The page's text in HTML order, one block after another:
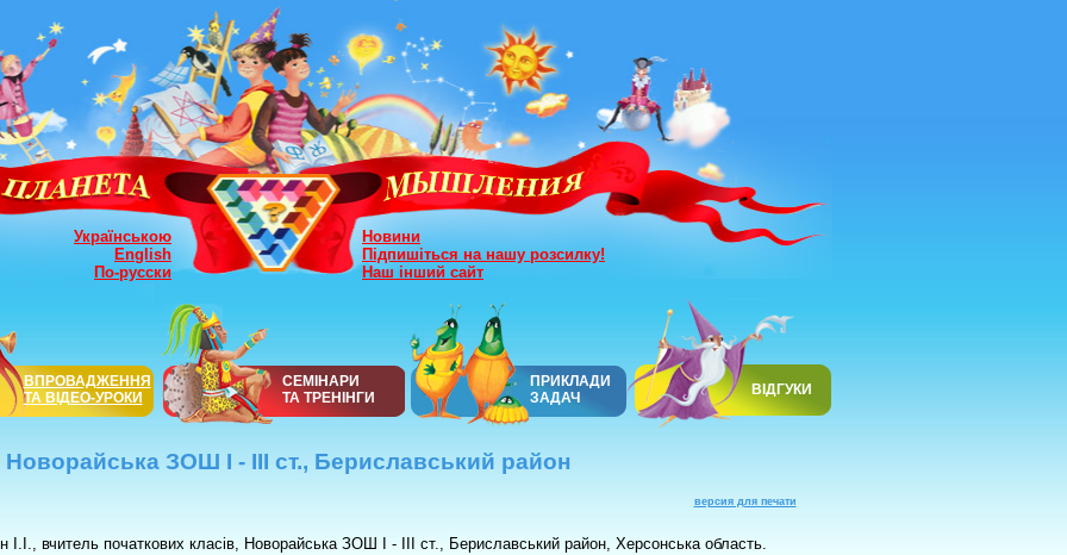
Українською
English
По-русски
Новини
Підпишіться на нашу розсилку!
Наш інший сайт
ВПРОВАДЖЕННЯ
ТА ВІДЕО-УРОКИ
СЕМІНАРИ
ТА ТРЕНІНГИ
ПРИКЛАДИ
ЗАДАЧ
ВІДГУКИ
Новорайська ЗОШ І - ІІІ ст., Бериславський район
версия для печати
І.І., вчитель початкових класів, Новорайська ЗОШ І - ІІІ ст., Бериславський район, Херсонська область.